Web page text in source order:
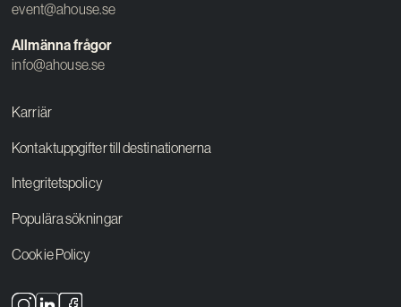
event@ahouse.se
Allmänna frågor
info@ahouse.se
Karriär
Kontaktuppgifter till destinationerna
Integritetspolicy
Populära sökningar
Cookie Policy